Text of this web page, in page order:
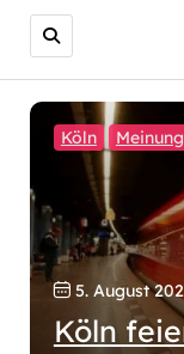
Köln Meinung
5. August
Köln